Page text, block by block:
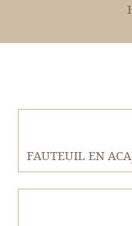
FAUTEUIL EN